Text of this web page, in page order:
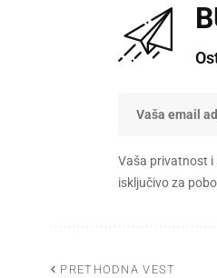
Vaša privatnost i
isključivo za
PRETHODNA VEST